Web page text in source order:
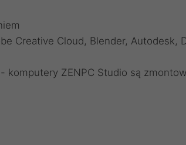
Creative Cloud, Blender, Autodesk,
komputery ZENPC Studio są